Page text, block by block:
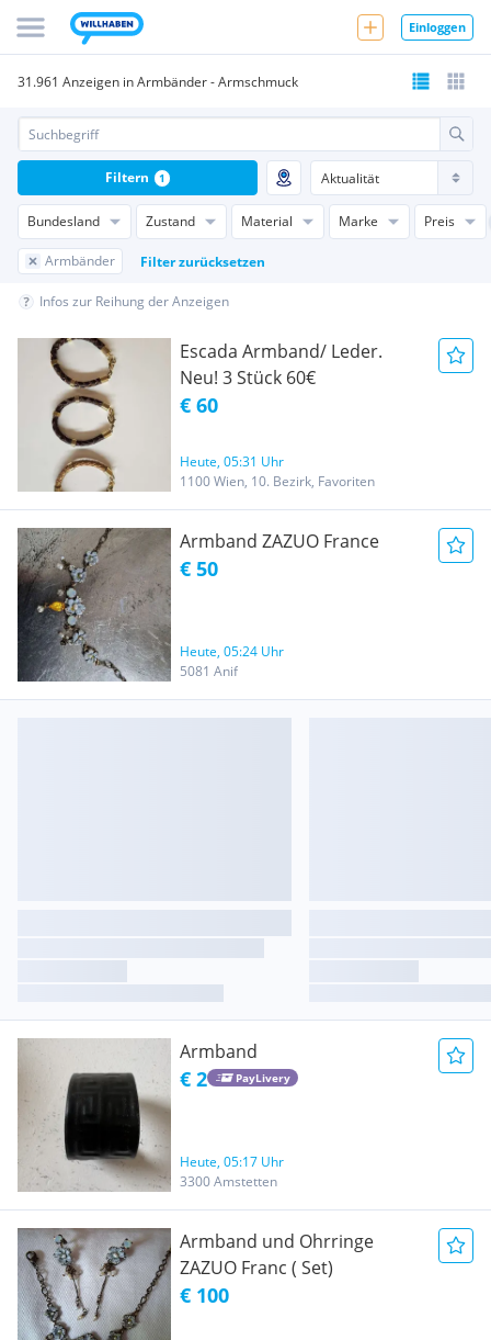
Einloggen
31.961 Anzeigen in Armbänder - Armschmuck
Bundesland Zustand Material Marke Preis
Armbänder Filter zurücksetzen
Filtern 1
Infos zur Reihung der Anzeigen
Escada Armband/ Leder.
Neu! 3 Stück 60€
€ 60
Heute, 05:31 Uhr
1100 Wien, 10. Bezirk, Favoriten
Armband ZAZUO France
€ 50
Heute, 05:24 Uhr
5081 Anif
Armband
€ 2 PayLivery
Heute, 05:17 Uhr
3300 Amstetten
Armband und Ohrringe
ZAZUO Franc ( Set)
€ 100